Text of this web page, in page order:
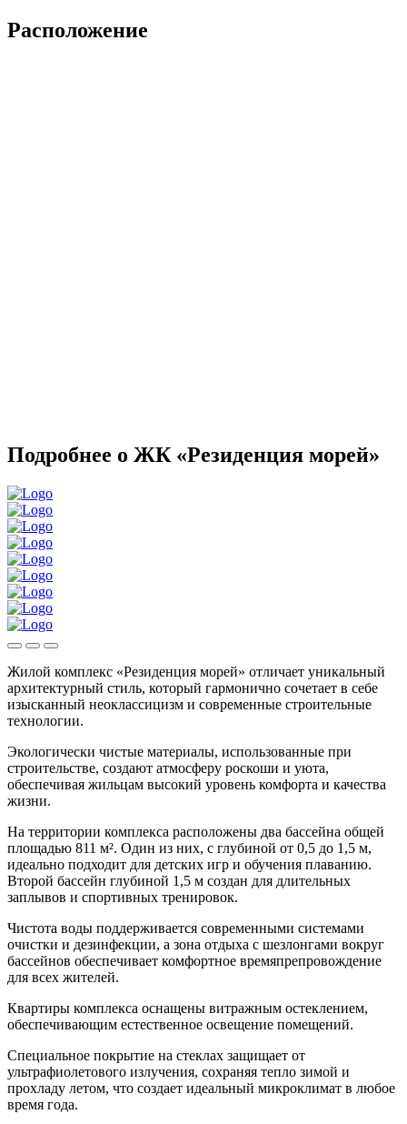
Расположение
Подробнее о ЖК «Резиденция морей»
Жилой комплекс «Резиденция морей» отличает уникальный
архитектурный стиль, который гармонично сочетает в себе
изысканный неоклассицизм и современные строительные
технологии.
Экологически чистые материалы, использованные при
строительстве, создают атмосферу роскоши и уюта,
обеспечивая жильцам высокий уровень комфорта и качества
жизни.
На территории комплекса расположены два бассейна общей
площадью 811 м². Один из них, с глубиной от 0,5 до 1,5 м,
идеально подходит для детских игр и обучения плаванию.
Второй бассейн глубиной 1,5 м создан для длительных
заплывов и спортивных тренировок.
Чистота воды поддерживается современными системами
очистки и дезинфекции, а зона отдыха с шезлонгами вокруг
бассейнов обеспечивает комфортное времяпрепровождение
для всех жителей.
Квартиры комплекса оснащены витражным остеклением,
обеспечивающим естественное освещение помещений.
Специальное покрытие на стеклах защищает от
ультрафиолетового излучения, сохраняя тепло зимой и
прохладу летом, что создает идеальный микроклимат в любое
время года.